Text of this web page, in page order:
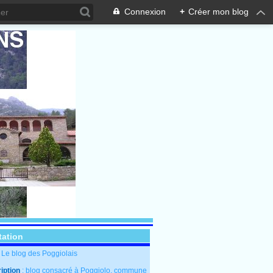
Connexion + Créer mon blog
Le blog des Poggiolais
: blog consacré à Poggiolo, commune